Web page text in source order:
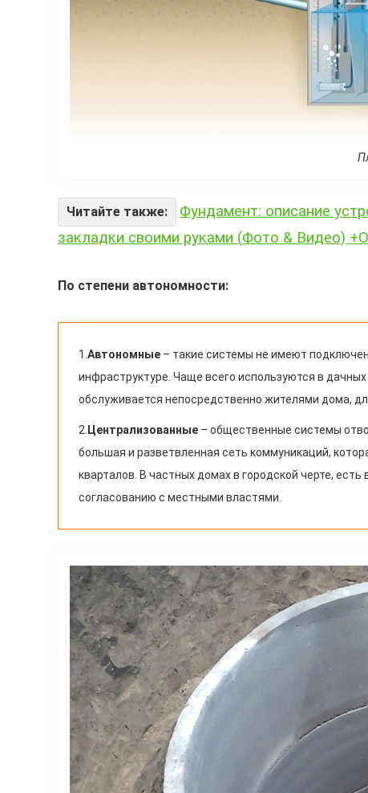
Читайте также:
Фундамент: описание
закладки своими руками (Фото & Видео)
По степени автономности:
1. Автономные – такие системы не имеют
инфраструктуре. Чаще всего используются в
обслуживается непосредственно жителями дома,
2. Централизованные – общественные системы
большая и разветвленная сеть коммуникаций,
кварталов. В частных домах в городской черте,
согласованию с местными властями.